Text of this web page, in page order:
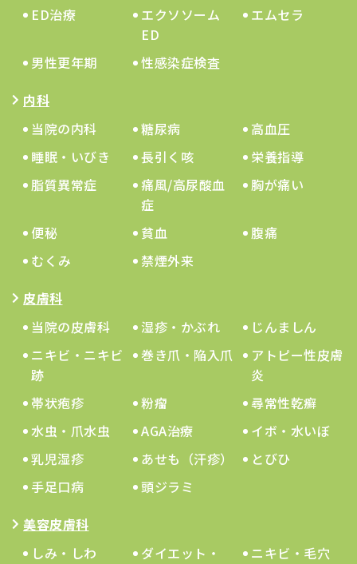
ED治療
エクソソーム
ED
エムセラ
男性更年期
性感染症検査
内科
当院の内科
糖尿病
高血圧
睡眠・いびき
長引く咳
栄養指導
脂質異常症
痛風/高尿酸血
症
胸が痛い
便秘 貧血
腹痛
むくみ
禁煙外来
皮膚科
当院の皮膚科
湿疹・かぶれ
じんましん
ニキビ・ニキビ
跡
巻き爪・陥入爪
アトピー性皮膚
炎
帯状疱疹
粉瘤
尋常性乾癬
水虫・爪水虫
AGA治療
イボ・水いぼ
乳児湿疹
あせも（汗疹）
とびひ
手足口病
頭ジラミ
美容皮膚科
しみ・しわ
ダイエット・
ニキビ・毛穴